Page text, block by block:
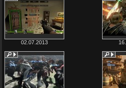
02.07.2013